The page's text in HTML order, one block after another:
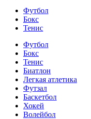
Футбол
Бокс
Тенис
Футбол
Бокс
Тенис
Биатлон
Легкая атлетика
Футзал
Баскетбол
Хокей
Волейбол